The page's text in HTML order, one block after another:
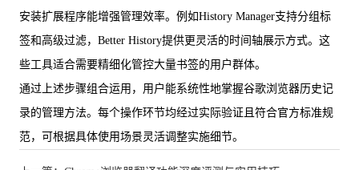
安装扩展程序能增强管理效率。例如History Manager支持分组标
签和高级过滤，Better History提供更灵活的时间轴展示方式。这
些工具适合需要精细化管控大量书签的用户群体。
通过上述步骤组合运用，用户能系统性地掌握谷歌浏览器历史记
录的管理方法。每个操作环节均经过实际验证且符合官方标准规
范，可根据具体使用场景灵活调整实施细节。